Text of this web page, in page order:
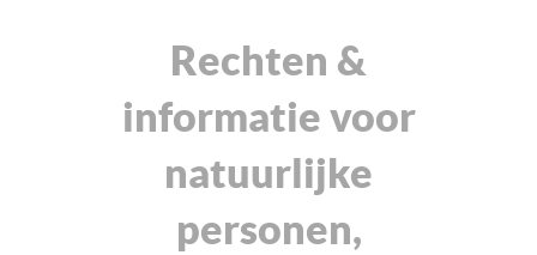
Rechten &
informatie voor
natuurlijke
personen,